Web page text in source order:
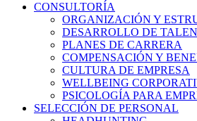
CONSULTORÍA
ORGANIZACIÓN Y
DESARROLLO DE
PLANES DE CARRERA
COMPENSACIÓN Y
CULTURA DE EMPRESA
WELLBEING
PSICOLOGÍA PARA
SELECCIÓN DE PERSONAL